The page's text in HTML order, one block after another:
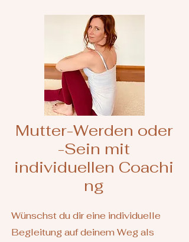
Mutter-Werden oder
-Sein mit
individuellen Coachi
ng
Wünschst du dir eine individuelle
Begleitung auf deinem Weg als